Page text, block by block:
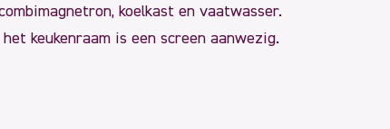
koelkast en vaatwasser.
keukenraam is een screen aanwezig.